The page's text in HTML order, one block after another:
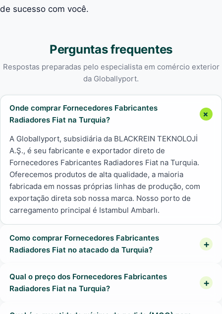
de sucesso com você.
Perguntas frequentes
Respostas preparadas pelo especialista em comércio exterior
da Globallyport.
Onde comprar Fornecedores Fabricantes
Radiadores Fiat na Turquia?
A Globallyport, subsidiária da BLACKREIN TEKNOLOJİ
A.Ş., é seu fabricante e exportador direto de
Fornecedores Fabricantes Radiadores Fiat na Turquia.
Oferecemos produtos de alta qualidade, a maioria
fabricada em nossas próprias linhas de produção, com
exportação direta sob nossa marca. Nosso porto de
carregamento principal é Istambul Ambarlı.
Como comprar Fornecedores Fabricantes
Radiadores Fiat no atacado da Turquia?
Qual o preço dos Fornecedores Fabricantes
Radiadores Fiat na Turquia?